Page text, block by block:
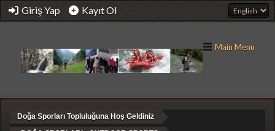
Giriş Yap Kayıt Ol
Main Menu
Doğa Sporları Topluluğuna Hoş Geldiniz